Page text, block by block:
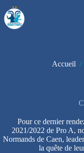
au
contenu
Accueil /
Pour ce dernier
2021/2022 de Pro A,
Normands de Caen,
la quête de